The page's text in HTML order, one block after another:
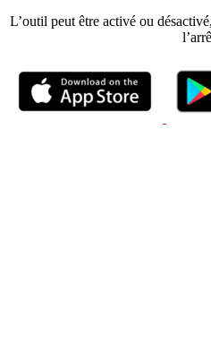
L’outil peut être activé ou